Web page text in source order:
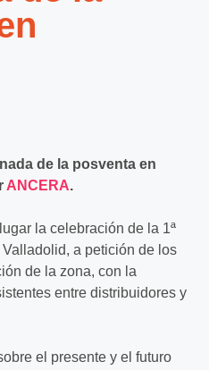
de la posventa en
ANCERA.
la celebración de la 1ª
a petición de los
de la zona, con la
entre distribuidores y
el presente y el futuro